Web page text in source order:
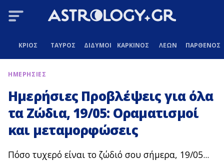
ΚΡΙΟΣ ΤΑΥΡΟΣ ΔΙΔΥΜΟΙ ΚΑΡΚΙΝΟΣ ΛΕΩΝ ΠΑΡΘΕΝΟΣ
ΗΜΕΡΗΣΙΕΣ
Ημερήσιες Προβλέψεις για όλα
τα Ζώδια, 19/05: Οραματισμοί
και μεταμορφώσεις
Πόσο τυχερό είναι το ζώδιό σου σήμερα, 19/05...